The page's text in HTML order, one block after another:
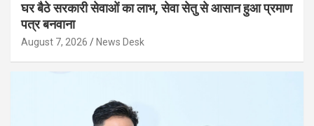
घर बैठे सरकारी सेवाओं का लाभ, सेवा सेतु से आसान हुआ प्रमाण
पत्र बनवाना
August 7, 2026 News Desk